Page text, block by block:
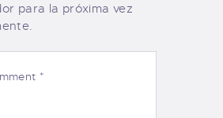
para la próxima vez